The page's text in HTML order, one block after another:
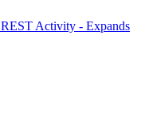
REST Activity - Expands